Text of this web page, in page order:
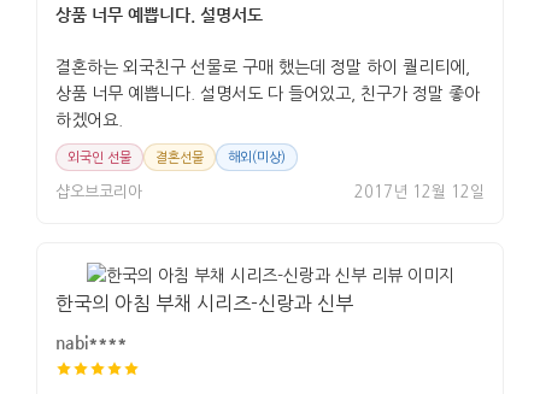
상품 너무 예쁩니다. 설명서도
결혼하는 외국친구 선물로 구매 했는데 정말 하이 퀄리티에,
상품 너무 예쁩니다. 설명서도 다 들어있고, 친구가 정말 좋아
하겠어요.
외국인 선물 결혼선물 해외(미상)
샵오브코리아 2017년 12월 12일
한국의 아침 부채 시리즈-신랑과 신부
nabi****